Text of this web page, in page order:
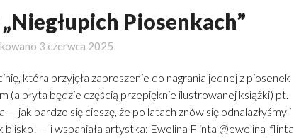
Piosenkach”
3 czerwca 2025
która przyjęła zaproszenie do nagrania jednej z piosenek
(a płyta będzie częścią przepięknie ilustrowanej książki) pt.
jak bardzo się cieszę, że po latach znów się odnalazłyśmy i
blisko! — i wspaniała artystka: Ewelina Flinta @ewelina_flinta